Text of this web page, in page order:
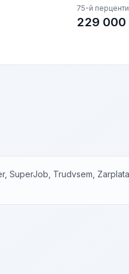
75-й
229 000
SuperJob, Trudvsem,